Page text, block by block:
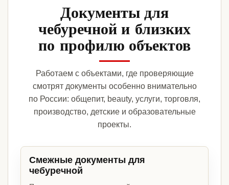
Документы для
чебуречной и близких
по профилю объектов
Работаем с объектами, где проверяющие
смотрят документы особенно внимательно
по России: общепит, beauty, услуги, торговля,
производство, детские и образовательные
проекты.
Смежные документы для
чебуречной